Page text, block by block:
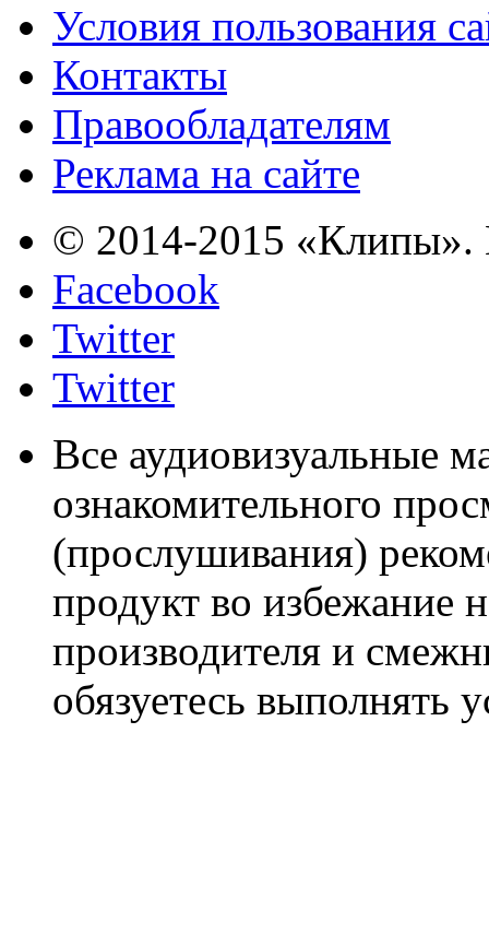
Условия пользования
Контакты
Правообладателям
Реклама на сайте
© 2014-2015 «Клипы».
Facebook
Twitter
Twitter
Все аудиовизуальные
ознакомительного
(прослушивания)
продукт во избежание
производителя и
обязуетесь выполнять